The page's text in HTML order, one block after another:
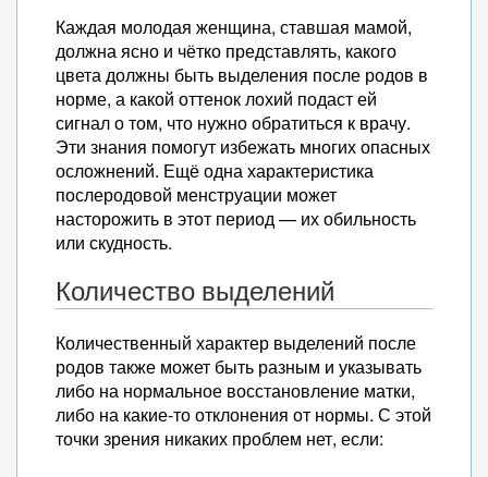
Каждая молодая женщина, ставшая мамой,
должна ясно и чётко представлять, какого
цвета должны быть выделения после родов в
норме, а какой оттенок лохий подаст ей
сигнал о том, что нужно обратиться к врачу.
Эти знания помогут избежать многих опасных
осложнений. Ещё одна характеристика
послеродовой менструации может
насторожить в этот период — их обильность
или скудность.
Количество выделений
Количественный характер выделений после
родов также может быть разным и указывать
либо на нормальное восстановление матки,
либо на какие-то отклонения от нормы. С этой
точки зрения никаких проблем нет, если: